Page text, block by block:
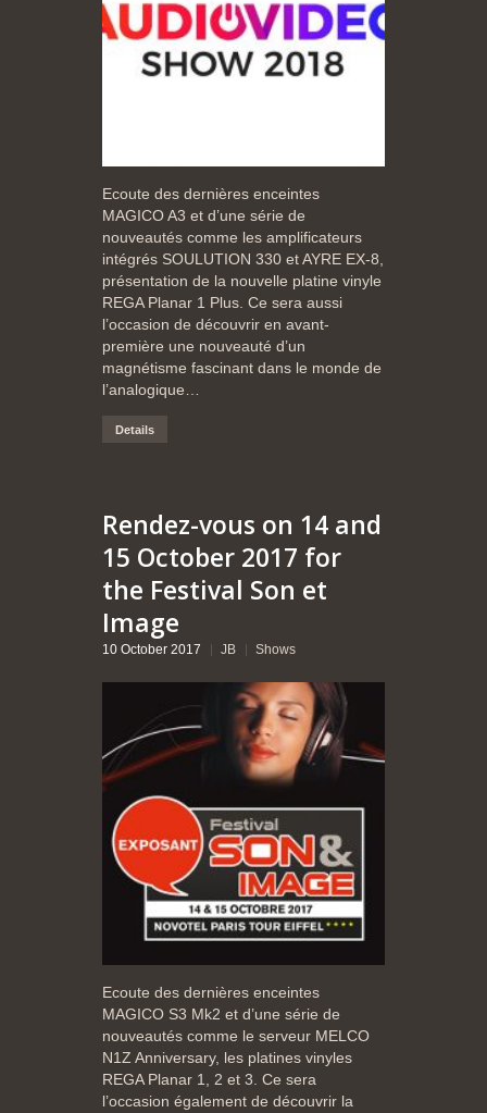
Ecoute des dernières enceintes
MAGICO A3 et d’une série de
nouveautés comme les amplificateurs
intégrés SOULUTION 330 et AYRE EX-8,
présentation de la nouvelle platine vinyle
REGA Planar 1 Plus. Ce sera aussi
l’occasion de découvrir en avant-
première une nouveauté d’un
magnétisme fascinant dans le monde de
l’analogique…
Details
Rendez-vous on 14 and
15 October 2017 for
the Festival Son et
Image
10 October 2017 JB Shows
Ecoute des dernières enceintes
MAGICO S3 Mk2 et d’une série de
nouveautés comme le serveur MELCO
N1Z Anniversary, les platines vinyles
REGA Planar 1, 2 et 3. Ce sera
l’occasion également de découvrir la